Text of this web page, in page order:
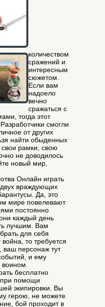
количеством
сражений и
интересным
сюжетом.
Если вам
надоело
вечно
сражаться с
тогда этот
смогли
от других
найти обыденных
свои рамки, свою
не доводилось
новый мир,
Онлайн играть
двух враждующих
Да, это
мире повелевают
постоянно
каждый день
лучшим. Вам
для себя
то требуется
ваш персонаж тут
и ему
бесплатно
при помощи
экипировки. Вы
герою, не можете
бой проходит в